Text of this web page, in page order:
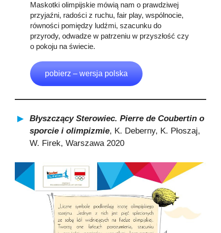
Maskotki olimpijskie mówią nam o prawdziwej
przyjaźni, radości z ruchu, fair play, wspólnocie,
równości pomiędzy ludźmi, szacunku do
przyrody, odwadze w patrzeniu w przyszłość czy
o pokoju na świecie.
pobierz – wersja polska
Błyszczący Sterowiec. Pierre de Coubertin o
sporcie i olimpizmie, K. Deberny, K. Płoszaj,
W. Firek, Warszawa 2020